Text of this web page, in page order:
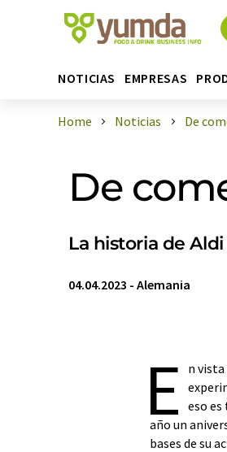
NOTICIAS EMPRESAS
Home Noticias De
De
La historia de
04.04.2023 - Alemania
E n vista
eso
año un
bases de su